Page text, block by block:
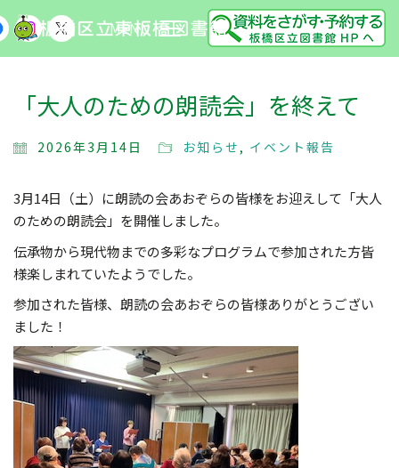
MENU
「大人のための朗読会」を終えて
2026年3月14日 お知らせ , イベント報告
3月14日（土）に朗読の会あおぞらの皆様をお迎えして「大人
のための朗読会」を開催しました。
伝承物から現代物までの多彩なプログラムで参加された方皆
様楽しまれていたようでした。
参加された皆様、朗読の会あおぞらの皆様ありがとうござい
ました！